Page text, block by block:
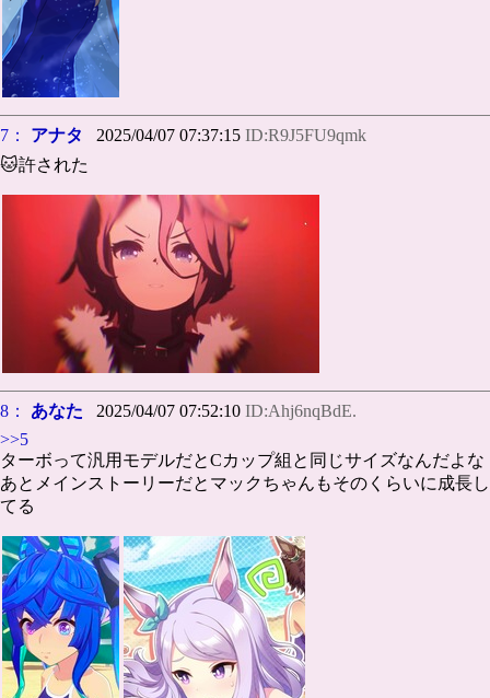
7： アナタ 2025/04/07 07:37:15 ID:R9J5FU9qmk
🐱許された
8： あなた 2025/04/07 07:52:10 ID:Ahj6nqBdE.
>>5
ターボって汎用モデルだとCカップ組と同じサイズなんだよな
あとメインストーリーだとマックちゃんもそのくらいに成長し
てる